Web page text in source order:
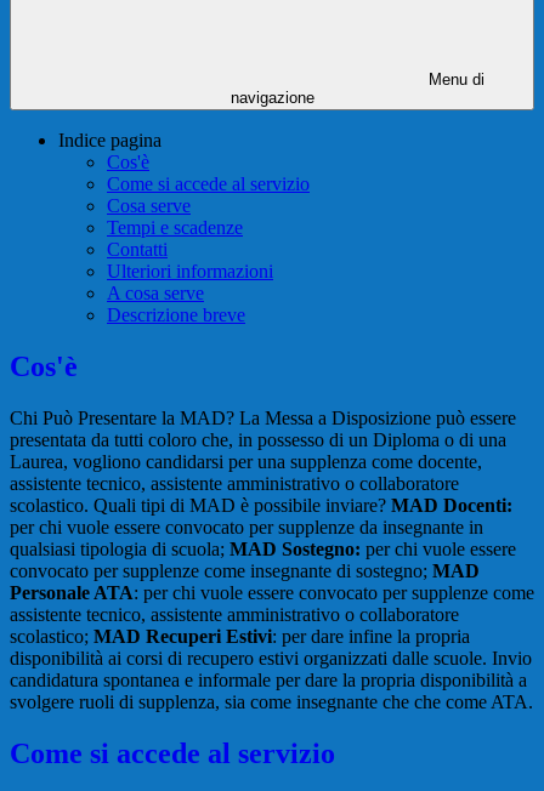
Menu di
navigazione
Indice pagina
Cos'è
Come si accede al servizio
Cosa serve
Tempi e scadenze
Contatti
Ulteriori informazioni
A cosa serve
Descrizione breve
Cos'è
Chi Può Presentare la MAD? La Messa a Disposizione può essere
presentata da tutti coloro che, in possesso di un Diploma o di una
Laurea, vogliono candidarsi per una supplenza come docente,
assistente tecnico, assistente amministrativo o collaboratore
scolastico. Quali tipi di MAD è possibile inviare? MAD Docenti:
per chi vuole essere convocato per supplenze da insegnante in
qualsiasi tipologia di scuola; MAD Sostegno: per chi vuole essere
convocato per supplenze come insegnante di sostegno; MAD
Personale ATA: per chi vuole essere convocato per supplenze come
assistente tecnico, assistente amministrativo o collaboratore
scolastico; MAD Recuperi Estivi: per dare infine la propria
disponibilità ai corsi di recupero estivi organizzati dalle scuole. Invio
candidatura spontanea e informale per dare la propria disponibilità a
svolgere ruoli di supplenza, sia come insegnante che che come ATA.
Come si accede al servizio